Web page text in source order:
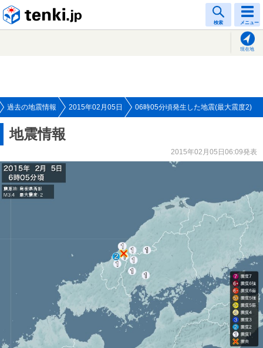
検索 メニュー
現在地
過去の地震情報 2015年02月05日 06時05分頃発生した地震(最大震度2)
地震情報
2015年02月05日06:09発表